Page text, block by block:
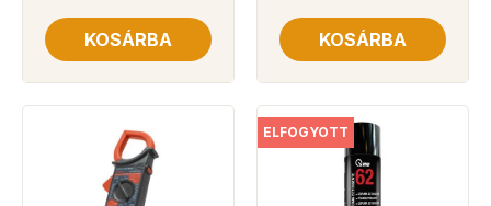
KOSÁRBA KOSÁRBA
ELFOGYOTT